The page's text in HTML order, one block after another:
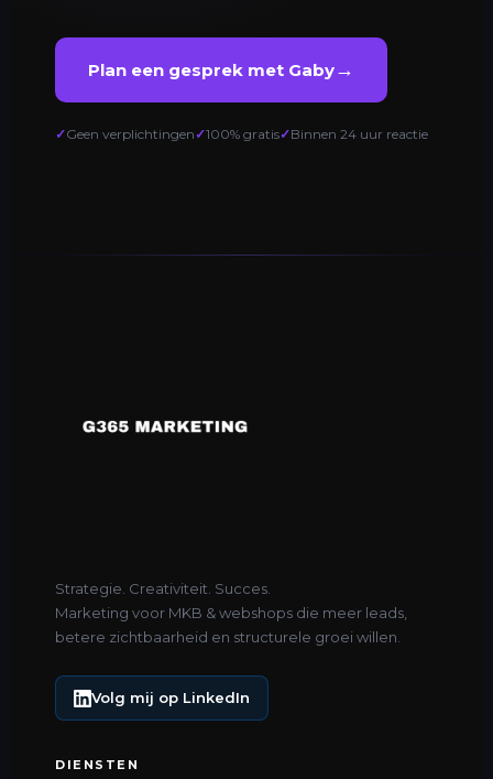
Plan een gesprek met Gaby→
Geen verplichtingen 100% gratis Binnen 24 uur reactie
Strategie. Creativiteit. Succes.
Marketing voor MKB & webshops die meer leads,
betere zichtbaarheid en structurele groei willen.
Volg mij op LinkedIn
DIENSTEN